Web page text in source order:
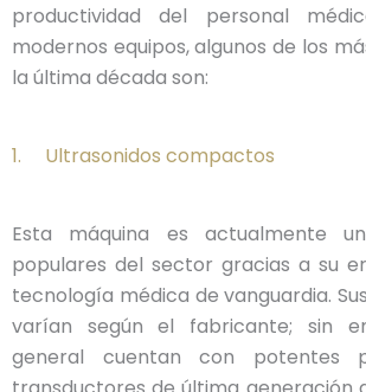
productividad del personal
modernos equipos, algunos de los
la última década son:
1. Ultrasonidos compactos
Esta máquina es actualmente
populares del sector gracias a su
tecnología médica de vanguardia.
varían según el fabricante; sin
general cuentan con potentes